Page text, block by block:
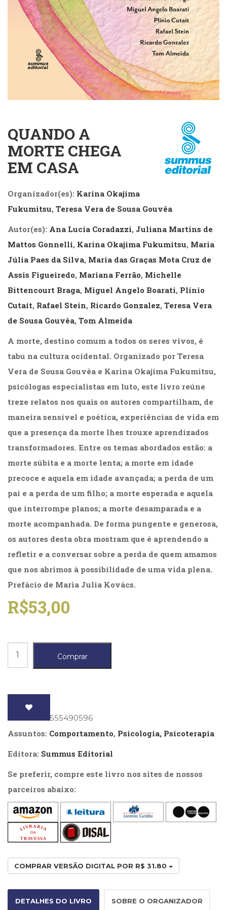
Cinema
(23)
Comportamento
Comunicação
(232)
Movimento
Interior
(222)
Criatividade
(14)
Alimentação
Economia,
(31)
Educação
(278)
Especial
(39)
Fisioterapia
(47)
Fonoaudiologia
Gestalt-
terapia
(93)
(57)
LGBTQIA+
(66)
Erótica
(11)
Ficção,
Ensaios
(69)
de
referência
(48)
(Programação
Neurolingüística)
(41)
(200)
Psicologia,
Propaganda
e
(33)
Puericultura
(8)
Públicas
Comunicação
Empresarial
(31)
Religião,
Espiritualidade,
Filosofia
Saúde
(132)
(0)
QUANDO A
MORTE CHEGA
EM CASA
Organizador(es): Karina Okajima
Fukumitsu, Teresa Vera de Sousa Gouvêa
Autor(es): Ana Lucia Coradazzi, Juliana Martins de
Mattos Gonnelli, Karina Okajima Fukumitsu, Maria
Júlia Paes da Silva, Maria das Graças Mota Cruz de
Assis Figueiredo, Mariana Ferrão, Michelle
Bittencourt Braga, Miguel Angelo Boarati, Plínio
Cutait, Rafael Stein, Ricardo Gonzalez, Teresa Vera
de Sousa Gouvêa, Tom Almeida
A morte, destino comum a todos os seres vivos, é
tabu na cultura ocidental. Organizado por Teresa
Vera de Sousa Gouvêa e Karina Okajima Fukumitsu,
psicólogas especialistas em luto, este livro reúne
treze relatos nos quais os autores compartilham, de
maneira sensível e poética, experiências de vida em
que a presença da morte lhes trouxe aprendizados
transformadores. Entre os temas abordados estão: a
morte súbita e a morte lenta; a morte em idade
precoce e aquela em idade avançada; a perda de um
pai e a perda de um filho; a morte esperada e aquela
que interrompe planos; a morte desamparada e a
morte acompanhada. De forma pungente e generosa,
os autores desta obra mostram que é aprendendo a
refletir e a conversar sobre a perda de quem amamos
que nos abrimos à possibilidade de uma vida plena.
Prefácio de Maria Julia Kovács.
R$53,00
Quando
chega
Comprar
: 9786555490596
Assuntos: Comportamento, Psicologia, Psicoterapia
Editora: Summus Editorial
Se preferir, compre este livro nos sites de nossos
parceiros abaixo:
COMPRAR VERSÃO DIGITAL POR R$ 31.80
DETALHES DO LIVRO SOBRE O ORGANIZADOR